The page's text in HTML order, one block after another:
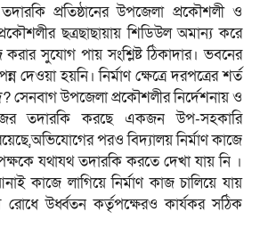
প্রতিষ্ঠানের উপজেলা প্রকৌশলী ও
ছত্রছাছায়ায় শিডিউল অমান্য করে
করার সুযোগ পায় সংশ্লিষ্ট ঠিকাদার। ভবনের
দেওয়া হয়নি। নির্মাণ ক্ষেত্রে দরপত্রের শর্ত
সেনবাগ উপজেলা প্রকৌশলীর নির্দেশনায় ও
তদারকি করছে একজন উপ-সহকারি
পরও বিদ্যালয় নির্মাণ কাজে
যথাযথ তদারকি করতে দেখা যায় নি ।
কাজে লাগিয়ে নির্মাণ কাজ চালিয়ে যায়
উর্ধ্বতন কর্তৃপক্ষেরও কার্যকর সঠিক